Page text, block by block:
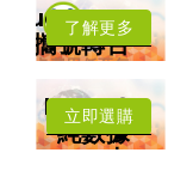
LuckySIM
攜號轉台
年卡費用低至每
了解更多
Lucky2
純數據
卡
立即選購